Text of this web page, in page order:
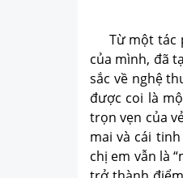
Từ một tác
của mình, đã
sắc về nghệ
được coi là
trọn vẹn của
mai và cái
chị em vẫn là